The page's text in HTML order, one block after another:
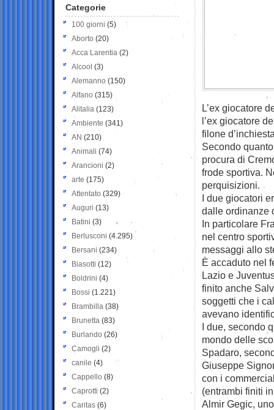
L’ex giocatore
l’ex giocatore
filone
Secondo
procura di
frode sportiva.
perquisizioni.
I due giocatori
dalle ordinanze
In particolare
nel centro
messaggi allo
È accaduto nel
Lazio e
finito anche
soggetti che i
avevano
I due, secondo
mondo delle
Spadaro,
Giuseppe
con i
(entrambi finiti
Almir Gegic,
Categorie
100 giorni (5)
Aborto (20)
Acca Larentia (2)
Alcool (3)
Alemanno (150)
Alfano (315)
Alitalia (123)
Ambiente (341)
AN (210)
Animali (74)
Arancioni (2)
arte (175)
Attentato (329)
Auguri (13)
Batini (3)
Berlusconi (4.295)
Bersani (234)
Biasotti (12)
Boldrini (4)
Bossi (1.221)
Brambilla (38)
Brunetta (83)
Burlando (26)
Camogli (2)
canile (4)
Cappello (8)
Caprotti (2)
Caritas (6)